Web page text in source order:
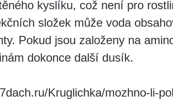
kyslíku, což není pro
složek může voda
Pokud jsou založeny na
dokonce další dusík.
Kruglichka/mozhno-li-